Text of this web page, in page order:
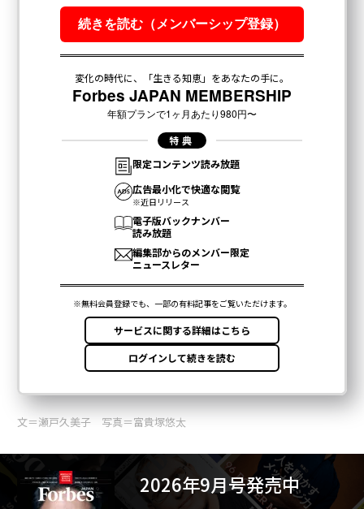
文＝瀬戸久美子 写真＝富貴塚悠太
2026年9月号発売中